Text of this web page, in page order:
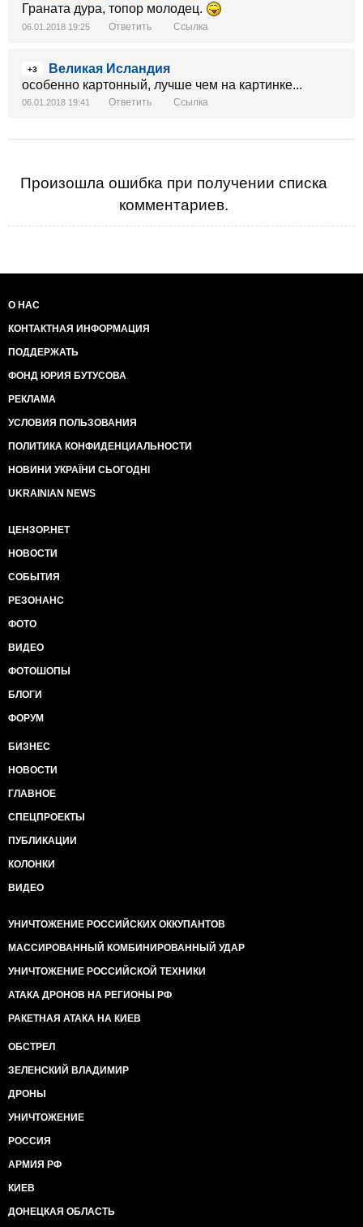
Граната дура, топор молодец.
06.01.2018 19:25 Ответить Ссылка
+3
Великая Исландия
особенно картонный, лучше чем на картинке...
06.01.2018 19:41 Ответить Ссылка
Произошла ошибка при получении списка
комментариев.
О НАС
КОНТАКТНАЯ ИНФОРМАЦИЯ
ПОДДЕРЖАТЬ
ФОНД ЮРИЯ БУТУСОВА
РЕКЛАМА
УСЛОВИЯ ПОЛЬЗОВАНИЯ
ПОЛИТИКА КОНФИДЕНЦИАЛЬНОСТИ
НОВИНИ УКРАЇНИ СЬОГОДНІ
UKRAINIAN NEWS
ЦЕНЗОР.НЕТ
НОВОСТИ
СОБЫТИЯ
РЕЗОНАНС
ФОТО
ВИДЕО
ФОТОШОПЫ
БЛОГИ
ФОРУМ
БИЗНЕС
НОВОСТИ
ГЛАВНОЕ
СПЕЦПРОЕКТЫ
ПУБЛИКАЦИИ
КОЛОНКИ
ВИДЕО
УНИЧТОЖЕНИЕ РОССИЙСКИХ ОККУПАНТОВ
МАССИРОВАННЫЙ КОМБИНИРОВАННЫЙ УДАР
УНИЧТОЖЕНИЕ РОССИЙСКОЙ ТЕХНИКИ
АТАКА ДРОНОВ НА РЕГИОНЫ РФ
РАКЕТНАЯ АТАКА НА КИЕВ
ОБСТРЕЛ
ЗЕЛЕНСКИЙ ВЛАДИМИР
ДРОНЫ
УНИЧТОЖЕНИЕ
РОССИЯ
АРМИЯ РФ
КИЕВ
ДОНЕЦКАЯ ОБЛАСТЬ